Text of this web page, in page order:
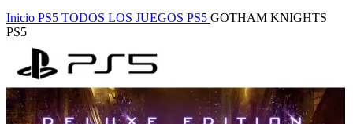
Inicio PS5 TODOS LOS JUEGOS PS5 GOTHAM KNIGHTS
PS5